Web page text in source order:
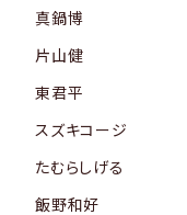
真鍋博
片山健
東君平
スズキコージ
たむらしげる
飯野和好